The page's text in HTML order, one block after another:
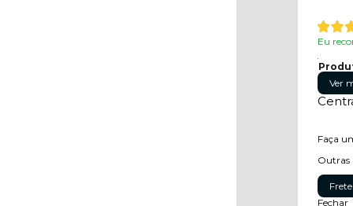
Eu
Ver
Faça
Outras
Fechar